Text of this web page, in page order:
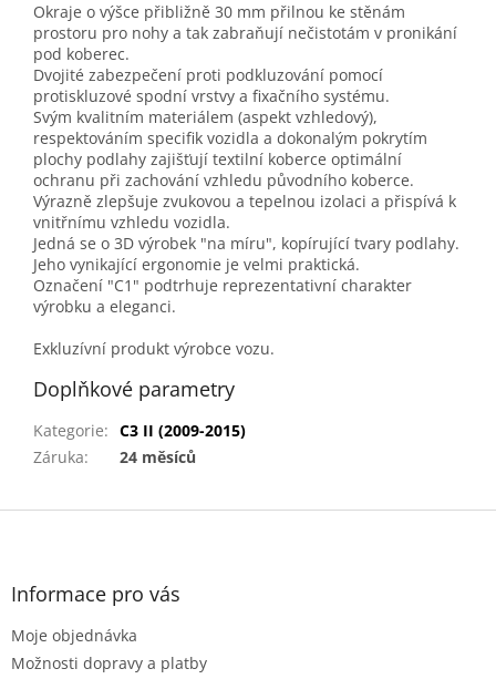
Okraje o výšce přibližně 30 mm přilnou ke stěnám
prostoru pro nohy a tak zabraňují nečistotám v pronikání
pod koberec.
Dvojité zabezpečení proti podkluzování pomocí
protiskluzové spodní vrstvy a fixačního systému.
Svým kvalitním materiálem (aspekt vzhledový),
respektováním specifik vozidla a dokonalým pokrytím
plochy podlahy zajišťují textilní koberce optimální
ochranu při zachování vzhledu původního koberce.
Výrazně zlepšuje zvukovou a tepelnou izolaci a přispívá k
vnitřnímu vzhledu vozidla.
Jedná se o 3D výrobek "na míru", kopírující tvary podlahy.
Jeho vynikající ergonomie je velmi praktická.
Označení "C1" podtrhuje reprezentativní charakter
výrobku a eleganci.
Exkluzívní produkt výrobce vozu.
Doplňkové parametry
Kategorie: C3 II (2009-2015)
Záruka: 24 měsíců
Z
Informace pro vás
Moje objednávka
Možnosti dopravy a platby